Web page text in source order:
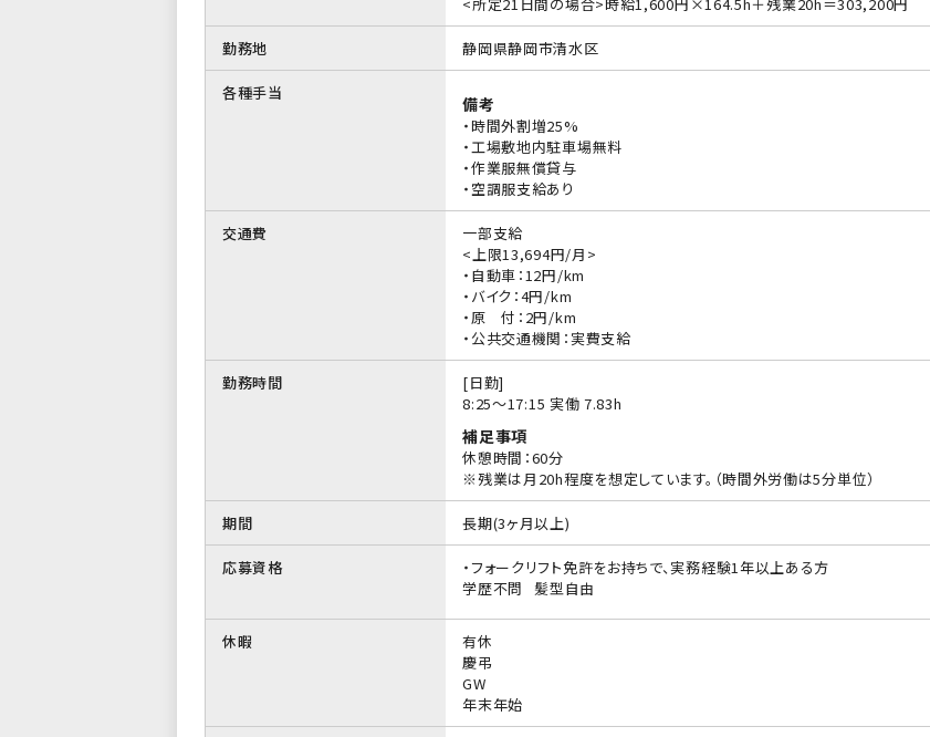
勤務地 静岡県静岡市清水区
各種手当
備考
・時間外割増25%
・工場敷地内駐車場無料
・作業服無償貸与
・空調服支給あり
交通費
一部支給
<上限13,694円/月>
・自動車：12円/km
・バイク：4円/km
・原 付：2円/km
・公共交通機関：実費支給
勤務時間
[日勤]
8:25〜17:15 実働 7.83h
補足事項
休憩時間：60分
※残業は月20h程度を想定しています。（時間外労働は5分単位）
期間 長期(3ヶ月以上)
応募資格
・フォークリフト免許をお持ちで、実務経験1年以上ある方
学歴不問
髪型自由
休暇
有休
慶弔
GW
年末年始